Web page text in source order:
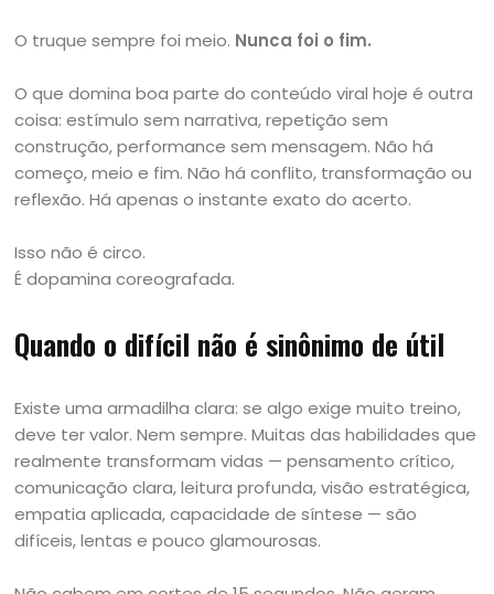
O truque sempre foi meio. Nunca foi o fim.
O que domina boa parte do conteúdo viral hoje é outra
coisa: estímulo sem narrativa, repetição sem
construção, performance sem mensagem. Não há
começo, meio e fim. Não há conflito, transformação ou
reflexão. Há apenas o instante exato do acerto.
Isso não é circo.
É dopamina coreografada.
Quando o difícil não é sinônimo de útil
Existe uma armadilha clara: se algo exige muito treino,
deve ter valor. Nem sempre. Muitas das habilidades que
realmente transformam vidas — pensamento crítico,
comunicação clara, leitura profunda, visão estratégica,
empatia aplicada, capacidade de síntese — são
difíceis, lentas e pouco glamourosas.